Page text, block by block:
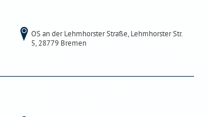
OS an der Lehmhorster Straße, Lehmhorster Str.
5, 28779 Bremen